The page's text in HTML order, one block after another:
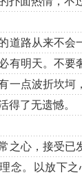
路从来不会一
有明天。不要
一点波折坎坷
得了无遗憾。
心，接受已发
念。以放下